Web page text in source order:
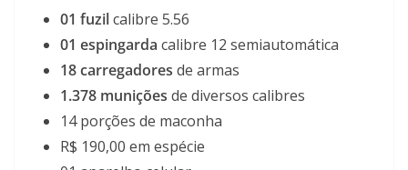
01 fuzilcalibre 5.56
01 espingarda calibre 12 semiautomática
18 carregadores de armas
1.378 munições de diversos calibres
14 porções de maconha
R$ 190,00 em espécie